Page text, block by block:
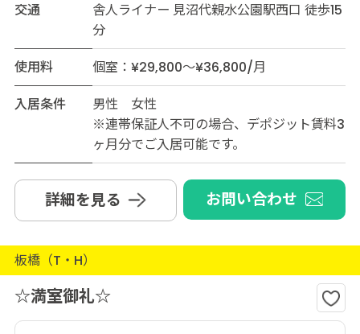
交通
舎人ライナー 見沼代親水公園駅西口 徒歩15
分
使用料
個室：¥29,800～¥36,800/月
入居条件
男性 女性
※連帯保証人不可の場合、デポジット賃料3
ヶ月分でご入居可能です。
詳細を見る お問い合わせ
板橋（T・H）
☆満室御礼☆